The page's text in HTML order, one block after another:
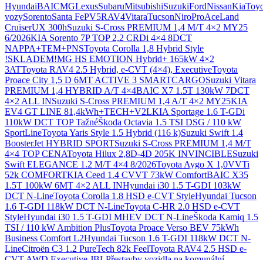
HyundaiBAICMGLexusSubaruMitsubishiSuzukiFordNissanKia
vozySorentoSanta FePV5RAV4VitaraTucsonNiroProAceLand
CruiserUX 300hSuzuki S-Cross PREMIUM 1,4 M/T 4×2 MY25
6/2026KIA Sorento 7P TOP 2,2 CRDi 4×4 8DCT
NAPPA+TEM+PNSToyota Corolla 1,8 Hybrid Style
!SKLADEM!MG HS EMOTION Hybrid+ 165kW 4×2
3ATToyota RAV4 2.5 Hybrid, e-CVT (4×4), ExecutiveToyota
Proace City 1,5 D 6MT ACTIVE 3 SMARTCARGOSuzuki Vitara
PREMIUM 1,4 HYBRID A/T 4×4BAIC X7 1.5T 130kW 7DCT
4×2 ALL INSuzuki S-Cross PREMIUM 1,4 A/T 4×2 MY25KIA
EV4 GT LINE 81,4kWh+TECH+V2LKIA Sportage 1.6 T-GDi
110kW DCT TOP TažnéŠkoda Octavia 1.5 TSI DSG / 110 kW
SportLineToyota Yaris Style 1.5 Hybrid (116 k)Suzuki Swift 1.4
BoosterJet HYBRID SPORTSuzuki S-Cross PREMIUM 1,4 M/T
4×4 TOP CENAToyota Hilux 2,8D-4D 205K INVINCIBLESuzuki
Swift ELEGANCE 1.2 M/T 4×4 8/2026Toyota Aygo X 1,0VVTi
52k COMFORTKIA Ceed 1.4 CVVT 73kW ComfortBAIC X35
1.5T 100kW 6MT 4×2 ALL INHyundai i30 1.5 T-GDI 103kW
DCT N-LineToyota Corolla 1.8 HSD e-CVT StyleHyundai Tucson
1.6 T-GDI 118kW DCT N-LineToyota C-HR 2.0 HSD e-CVT
StyleHyundai i30 1.5 T-GDI MHEV DCT N-LineŠkoda Kamiq 1.5
TSI / 110 kW Ambition PlusToyota Proace Verso BEV 75kWh
Business Comfort L2Hyundai Tucson 1.6 T-GDI 118kW DCT N-
LineCitroën C3 1.2 PureTech 82k FeelToyota RAV4 2.5 HSD e-